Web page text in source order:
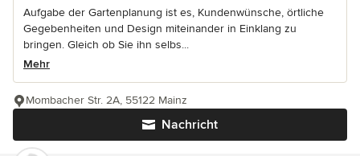
Aufgabe der Gartenplanung ist es, Kundenwünsche, örtliche
Gegebenheiten und Design miteinander in Einklang zu
bringen. Gleich ob Sie ihn selbs...
Mehr
Nachricht
Mombacher Str. 2A, 55122 Mainz